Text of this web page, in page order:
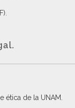
ética de la UNAM